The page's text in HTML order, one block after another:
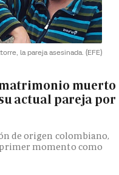
la pareja asesinada. (EFE)
muerto
actual pareja por
de origen colombiano,
momento como